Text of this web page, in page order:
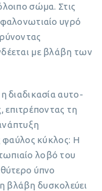
σώμα. Στις
υγρό
με βλάβη των
διαδικασία αυτο-
επιτρέποντας τη
φαύλος κύκλος: Η
λοβό του
ύπνο
βλάβη δυσκολεύει